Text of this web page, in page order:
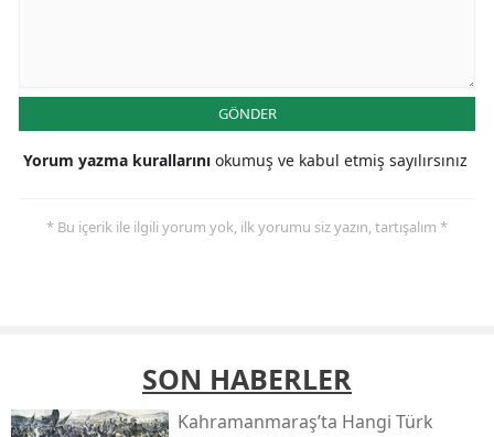
GÖNDER
Yorum yazma kurallarını okumuş ve kabul etmiş sayılırsınız
* Bu içerik ile ilgili yorum yok, ilk yorumu siz yazın, tartışalım *
SON HABERLER
Kahramanmaraş’ta Hangi Türk